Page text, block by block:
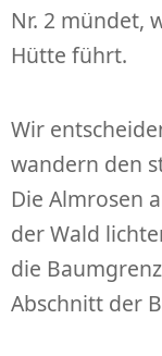
Nr. 2 mündet,
Hütte führt.
Wir
wandern den
Die Almrosen
der Wald
die
Abschnitt der